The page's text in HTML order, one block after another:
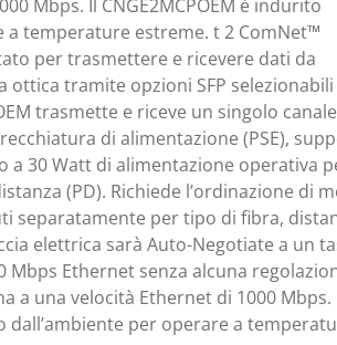
Mbps. Il CNGE2MCPOEM è indurito
a temperature estreme. t 2 ComNet™
per trasmettere e ricevere dati da
ottica tramite opzioni SFP selezionabili
trasmette e riceve un singolo
di alimentazione (PSE),
a 30 Watt di alimentazione operativa
(PD). Richiede l’ordinazione di
separatamente per tipo di fibra,
elettrica sarà Auto-Negotiate a un
Mbps Ethernet senza alcuna
a una velocità Ethernet di 1000 Mbps.
dall’ambiente per operare a